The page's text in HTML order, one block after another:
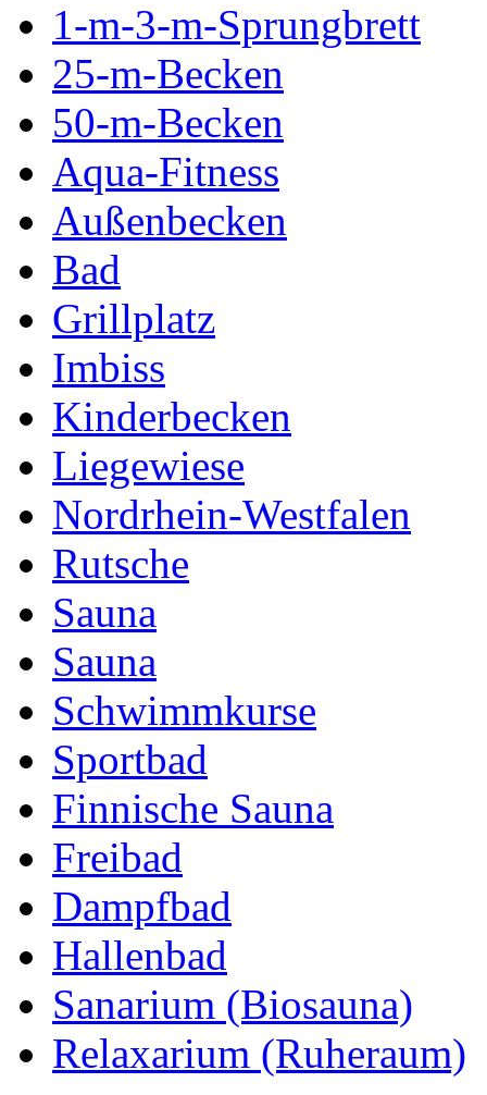
1-m-3-m-Sprungbrett
25-m-Becken
50-m-Becken
Aqua-Fitness
Außenbecken
Bad
Grillplatz
Imbiss
Kinderbecken
Liegewiese
Nordrhein-Westfalen
Rutsche
Sauna
Sauna
Schwimmkurse
Sportbad
Finnische Sauna
Freibad
Dampfbad
Hallenbad
Sanarium (Biosauna)
Relaxarium (Ruheraum)